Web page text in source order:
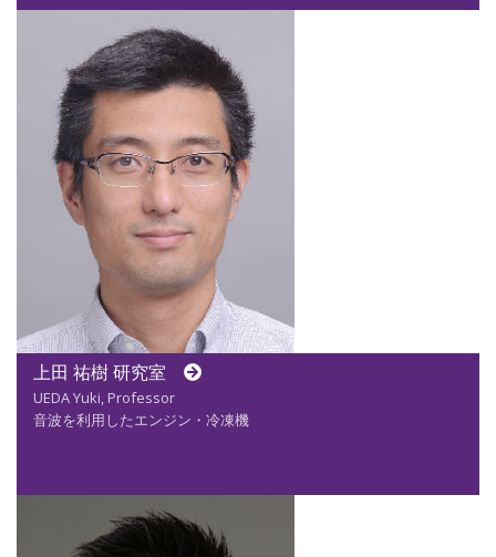
上田 祐樹 研究室
UEDA Yuki, Professor
音波を利用したエンジン・冷凍機